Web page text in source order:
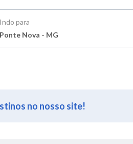
Indo para
Ponte Nova - MG
no nosso site!